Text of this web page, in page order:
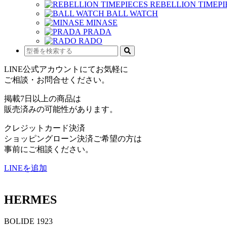
REBELLION
BALL WATCH
MINASE
PRADA
RADO
LINE公式アカウントにてお気軽に
ご相談・お問合せください。
掲載7日以上の商品は
販売済みの可能性があります。
クレジットカード決済
ショッピングローン決済ご希望の方は
事前にご相談ください。
LINEを追加
HERMES
BOLIDE 1923